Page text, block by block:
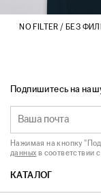
NO FILTER / БЕЗ
КАТАЛОГ
Подпишитесь на
Нажимая на кнопку
данных в соответствии с